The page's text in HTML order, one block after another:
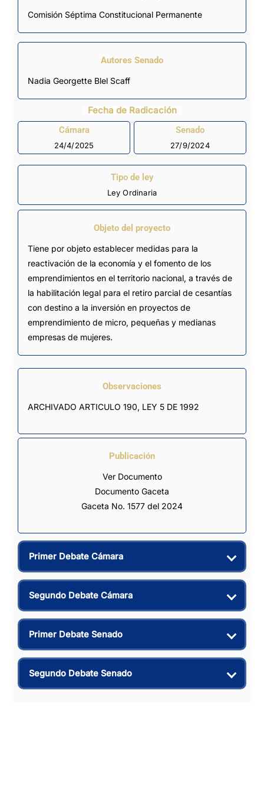
Comisión Séptima Constitucional Permanente
Autores Senado
Nadia Georgette Blel Scaff
Fecha de Radicación
Cámara
24/4/2025
Senado
27/9/2024
Tipo de ley
Ley Ordinaria
Objeto del proyecto
Tiene por objeto establecer medidas para la
reactivación de la economía y el fomento de los
emprendimientos en el territorio nacional, a través de
la habilitación legal para el retiro parcial de cesantías
con destino a la inversión en proyectos de
emprendimiento de micro, pequeñas y medianas
empresas de mujeres.
Observaciones
ARCHIVADO ARTICULO 190, LEY 5 DE 1992
Publicación
Ver Documento
Documento Gaceta
Gaceta No. 1577 del 2024
Primer Debate Cámara
Segundo Debate Cámara
Primer Debate Senado
Segundo Debate Senado